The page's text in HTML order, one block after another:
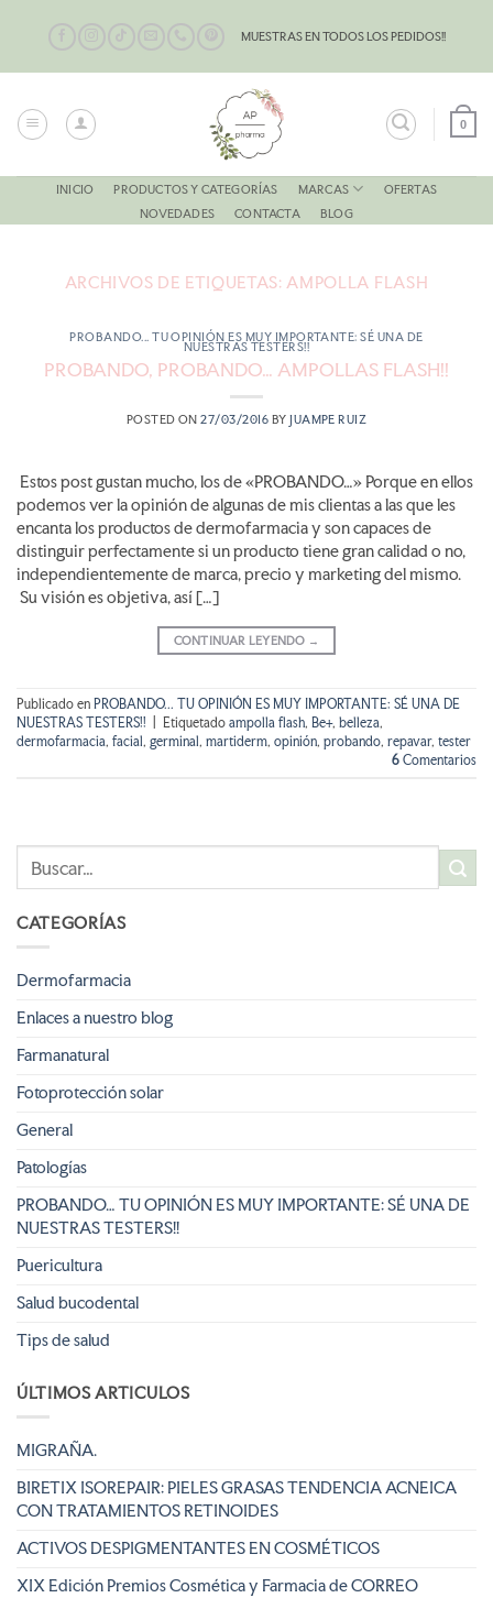
contenido
MUESTRAS EN TODOS LOS PEDIDOS!!
0
INICIO PRODUCTOS Y CATEGORÍAS MARCAS
OFERTAS
NOVEDADES
CONTACTA BLOG
ARCHIVOS DE ETIQUETAS:AMPOLLA FLASH
PROBANDO... TU OPINIÓN ES MUY IMPORTANTE: SÉ UNA DE
NUESTRAS TESTERS!!
PROBANDO, PROBANDO… AMPOLLAS FLASH!!
POSTED ON27/03/2016 BYJUAMPE RUIZ
Estos post gustan mucho, los de «PROBANDO…» Porque en ellos
podemos ver la opinión de algunas de mis clientas a las que les
encanta los productos de dermofarmacia y son capaces de
distinguir perfectamente si un producto tiene gran calidad o no,
independientemente de marca, precio y marketing del mismo.
Su visión es objetiva, así […]
CONTINUAR LEYENDO →
Publicado en PROBANDO... TU OPINIÓN ES MUY IMPORTANTE: SÉ UNA DE
NUESTRAS TESTERS!!
Etiquetado ampolla flash, Be+, belleza,
dermofarmacia, facial, germinal, martiderm, opinión, probando, repavar, tester
6 Comentarios
CATEGORÍAS
Dermofarmacia
Enlaces a nuestro blog
Farmanatural
Fotoprotección solar
General
Patologías
PROBANDO… TU OPINIÓN ES MUY IMPORTANTE: SÉ UNA DE
NUESTRAS TESTERS!!
Puericultura
Salud bucodental
Tips de salud
ÚLTIMOS ARTICULOS
MIGRAÑA.
BIRETIX ISOREPAIR: PIELES GRASAS TENDENCIA ACNEICA
CON TRATAMIENTOS RETINOIDES
ACTIVOS DESPIGMENTANTES EN COSMÉTICOS
XIX Edición Premios Cosmética y Farmacia de CORREO